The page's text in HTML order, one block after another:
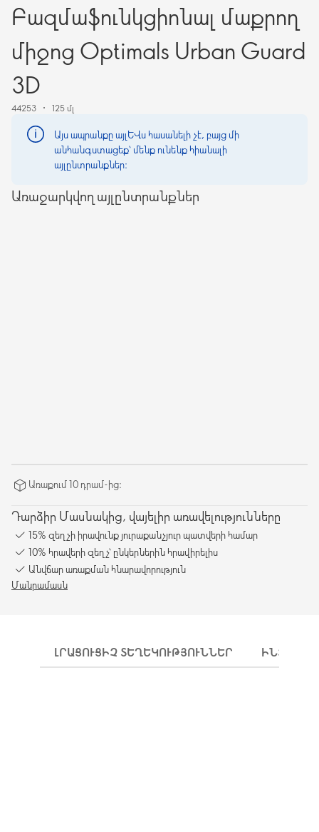
Բազմաֆունկցիոնալ մաքրող
միջոց Optimals Urban Guard
3D
44253 125 մլ
Այս ապրանքը այլևս հասանելի չէ, բայց մի
անհանգստացեք՝ մենք ունենք հիանալի
այլընտրանքներ։
Առաջարկվող այլընտրանքներ
Առաքում 10 դրամ-ից։
Դարձիր Մասնակից, վայելիր առավելությունները
15% զեղչի իրավունք յուրաքանչյուր պատվերի համար
10% հրավերի զեղչ՝ ընկերներին հրավիրելիս
Անվճար առաքման հնարավորություն
Մանրամասն
ԼՐԱՑՈՒՑԻՉ ՏԵՂԵԿՈՒԹՅՈՒՆՆԵՐ ԻՆՉՊԵՍ